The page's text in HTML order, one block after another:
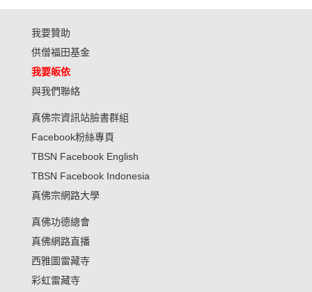
我要贊助
供僧福田基金
我要皈依
與我們聯絡
真佛宗資訊站臉書群組
Facebook粉絲專頁
TBSN Facebook English
TBSN Facebook Indonesia
真佛宗網路大學
真佛功德總會
真佛網路直播
西雅圖雷藏寺
彩虹雷藏寺